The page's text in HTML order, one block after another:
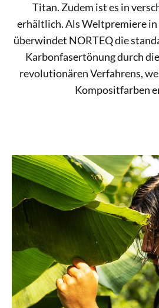
Titan. Zudem ist es in
erhältlich. Als Weltpremiere
überwindet NORTEQ die
Karbonfasertönung durch
revolutionären Verfahrens,
Kompositfarben